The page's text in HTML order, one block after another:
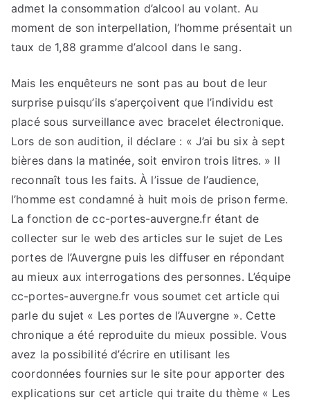
admet la consommation d’alcool au volant. Au
moment de son interpellation, l’homme présentait un
taux de 1,88 gramme d’alcool dans le sang.
Mais les enquêteurs ne sont pas au bout de leur
surprise puisqu’ils s’aperçoivent que l’individu est
placé sous surveillance avec bracelet électronique.
Lors de son audition, il déclare : « J’ai bu six à sept
bières dans la matinée, soit environ trois litres. » Il
reconnaît tous les faits. À l’issue de l’audience,
l’homme est condamné à huit mois de prison ferme.
La fonction de cc-portes-auvergne.fr étant de
collecter sur le web des articles sur le sujet de Les
portes de l’Auvergne puis les diffuser en répondant
au mieux aux interrogations des personnes. L’équipe
cc-portes-auvergne.fr vous soumet cet article qui
parle du sujet « Les portes de l’Auvergne ». Cette
chronique a été reproduite du mieux possible. Vous
avez la possibilité d’écrire en utilisant les
coordonnées fournies sur le site pour apporter des
explications sur cet article qui traite du thème « Les